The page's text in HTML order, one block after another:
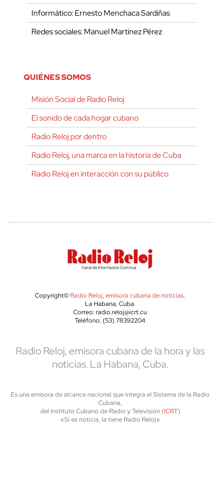
Informático: Ernesto Menchaca Sardiñas
Redes sociales: Manuel Martínez Pérez
QUIÉNES SOMOS
Misión Social de Radio Reloj
El sonido de cada hogar cubano
Radio Reloj por dentro
Radio Reloj, una marca en la historia de Cuba
Radio Reloj en interacción con su público
Copyright© Radio Reloj, emisora cubana de noticias.
La Habana, Cuba.
Correo: radio.reloj@icrt.cu
Teléfono: (53) 78392204
Radio Reloj, emisora cubana de la hora y las
noticias. La Habana, Cuba.
Es una emisora de alcance nacional que integra el Sistema de la Radio
Cubana,
del Instituto Cubano de Radio y Televisión (ICRT)
«Si es noticia, la tiene Radio Reloj»